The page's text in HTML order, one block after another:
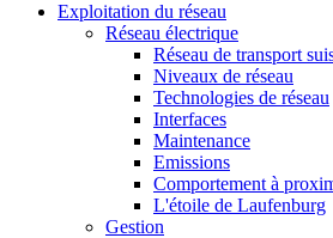
Exploitation du réseau
Réseau électrique
Réseau de transport
Niveaux de réseau
Technologies de réseau
Interfaces
Maintenance
Emissions
Comportement à
L'étoile de Laufenburg
Gestion